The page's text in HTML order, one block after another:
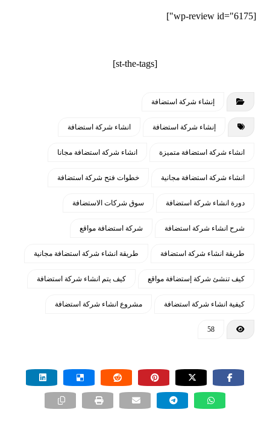
[wp-review id="6175"]
[st-the-tags]
إنشاء شركة استضافة
إنشاء شركة استضافة انشاء شركة استضافة
انشاء شركة استضافة متميزة انشاء شركة استضافة مجانا
انشاء شركة استضافة مجانية خطوات فتح شركة استضافة
دورة انشاء شركة استضافة سوق شركات الاستضافة
شرح انشاء شركة استضافة شركة استضافة مواقع
طريقة انشاء شركة استضافة طريقة انشاء شركة استضافة مجانية
كيف تنشئ شركة إستضافة مواقع كيف يتم انشاء شركة استضافة
كيفية انشاء شركة استضافة مشروع انشاء شركة استضافة
58